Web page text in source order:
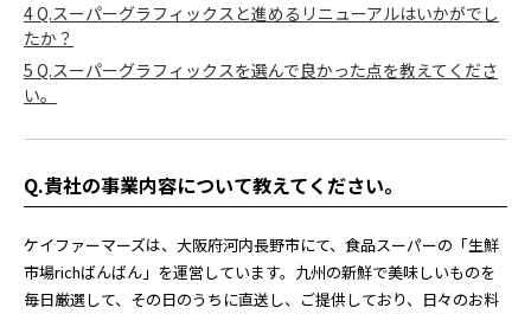
4Q.スーパーグラフィックスと進めるリニューアルはいかがでし
たか？
5 Q.スーパーグラフィックスを選んで良かった点を教えてくださ
い。
Q.貴社の事業内容について教えてください。
ケイファーマーズは、大阪府河内長野市にて、食品スーパーの「生鮮
市場richばんばん」を運営しています。九州の新鮮で美味しいものを
毎日厳選して、その日のうちに直送し、ご提供しており、日々のお料